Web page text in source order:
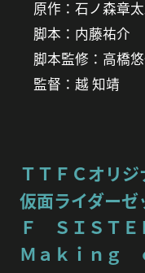
原作：石ノ森章
脚本：内藤祐介
脚本監修：高橋
監督：越 知靖
ＴＴＦＣオリジ
仮面ライダー
Ｆ ＳＩＳＴＥ
Ｍａｋｉｎｇ